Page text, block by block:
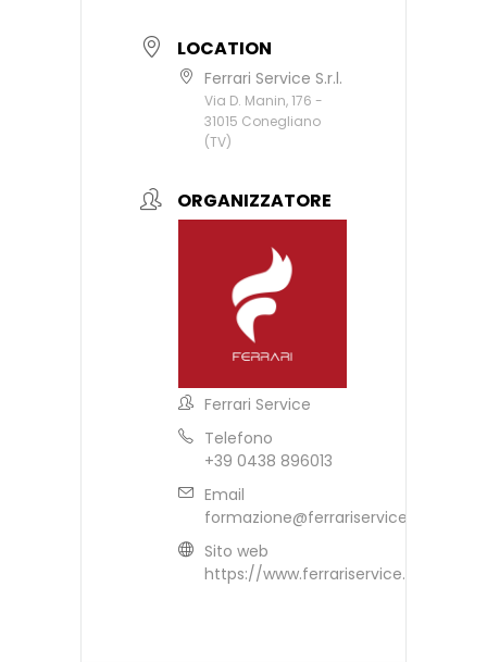
LOCATION
Ferrari Service S.r.l.
Via D. Manin, 176 -
31015 Conegliano
(TV)
ORGANIZZATORE
Ferrari Service
Telefono
+39 0438 896013
Email
formazione@ferrariservice.it
Sito web
https://www.ferrariservice.it